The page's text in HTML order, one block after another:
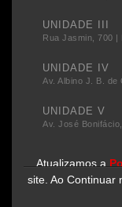
Atualizamos a
site. Ao Continuar
UNIDADE III
Rua Jasmin, 700 |
UNIDADE IV
Av. Albino J. B. de
UNIDADE V
Av. José